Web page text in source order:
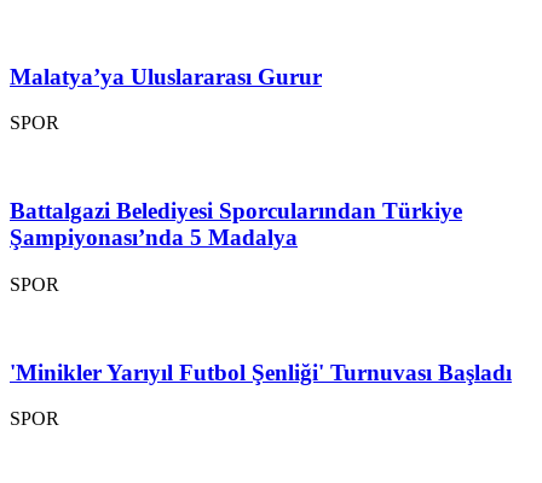
Malatya’ya Uluslararası Gurur
SPOR
Battalgazi Belediyesi Sporcularından Türkiye
Şampiyonası’nda 5 Madalya
SPOR
'Minikler Yarıyıl Futbol Şenliği' Turnuvası Başladı
SPOR